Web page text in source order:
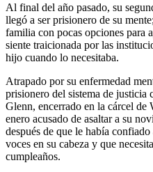
Al final del año pasado, su
llegó a ser prisionero de su
familia con pocas opciones para
siente traicionada por las
hijo cuando lo necesitaba.
Atrapado por su enfermedad
prisionero del sistema de justicia
Glenn, encerrado en la cárcel
enero acusado de asaltar a su
después de que le había
voces en su cabeza y que
cumpleaños.